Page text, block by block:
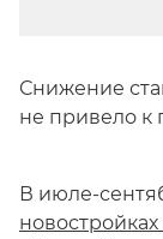
Снижение
не привело к
В июле-